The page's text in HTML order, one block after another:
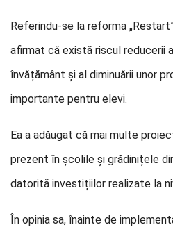
Referindu-se la reforma
afirmat că există riscul reducerii
învățământ și al diminuării unor
importante pentru elevi.
Ea a adăugat că mai multe
prezent în școlile și grădinițele
datorită investițiilor realizate la
În opinia sa, înainte de